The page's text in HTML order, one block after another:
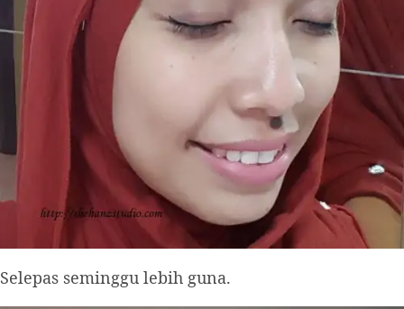
Selepas seminggu lebih guna.